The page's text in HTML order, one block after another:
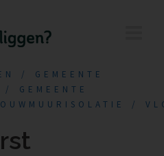
GEMEENTE
GEMEENTE